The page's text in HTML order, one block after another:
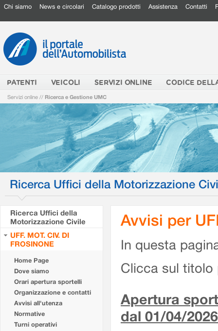
Chi siamo News e circolari Catalogo prodotti Assistenza Contatti
PATENTI VEICOLI SERVIZI ONLINE CODICE
Servizi online // Ricerca e Gestione UMC
Ricerca Uffici della Motorizzazione
Ricerca Uffici della
Motorizzazione Civile
UFF. MOT. CIV. DI
FROSINONE
Home Page
Dove siamo
Orari apertura sportelli
Organizzazione e contatti
Avvisi all'utenza
Normative
Turni operativi
Avvisi per
In questa
Clicca sul titolo
Apertura
dal 01/04/2026